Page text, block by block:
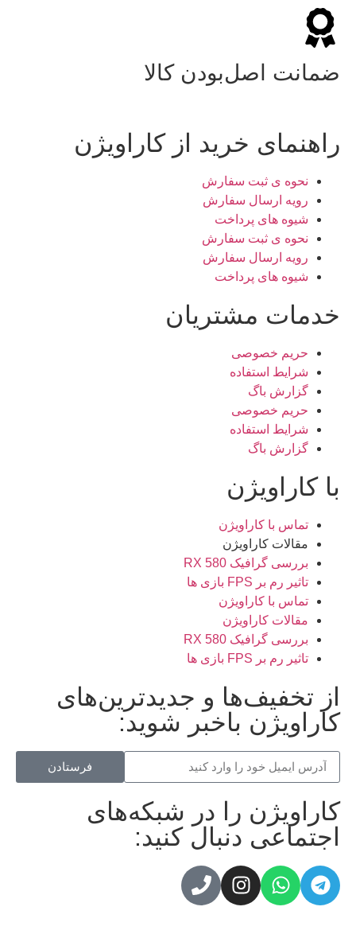
ضمانت اصل‌بودن کالا
راهنمای خرید از کاراویژن
نحوه ی ثبت سفارش
رویه ارسال سفارش
شیوه های پرداخت
نحوه ی ثبت سفارش
رویه ارسال سفارش
شیوه های پرداخت
خدمات مشتریان
حریم خصوصی
شرایط استفاده
گزارش باگ
حریم خصوصی
شرایط استفاده
گزارش باگ
با کاراویژن
تماس با کاراویژن
مقالات کاراویژن
بررسی گرافیک RX 580
تاثیر رم بر FPS بازی ها
تماس با کاراویژن
مقالات کاراویژن
بررسی گرافیک RX 580
تاثیر رم بر FPS بازی ها
از تخفیف‌ها و جدیدترین‌های
کاراویژن باخبر شوید:
فرستادن
کاراویژن را در شبکه‌های
اجتماعی دنبال کنید: